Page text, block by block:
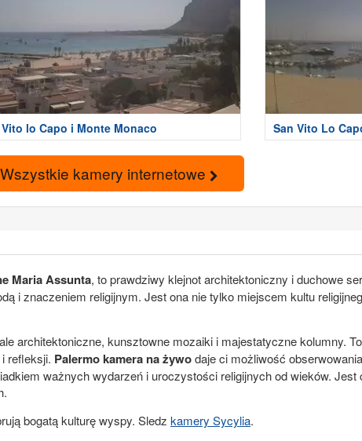
lo Capo i Monte Monaco San Vito Lo
Wszystkie kamery internetowe
Maria Assunta, to prawdziwy klejnot architektoniczny i duchowe
i znaczeniem religijnym. Jest ona nie tylko miejscem kultu
architektoniczne, kunsztowne mozaiki i majestatyczne kolumny.
refleksji. Palermo kamera na żywodaje ci możliwość
ważnych wydarzeń i uroczystości religijnych od wieków.
bogatą kulturę wyspy. Sledz kamery Sycylia.